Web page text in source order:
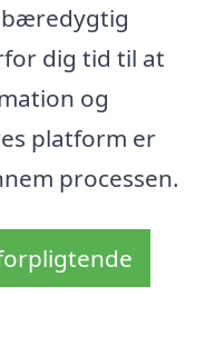
bæredygtig
dig tid til at
og
platform er
processen.